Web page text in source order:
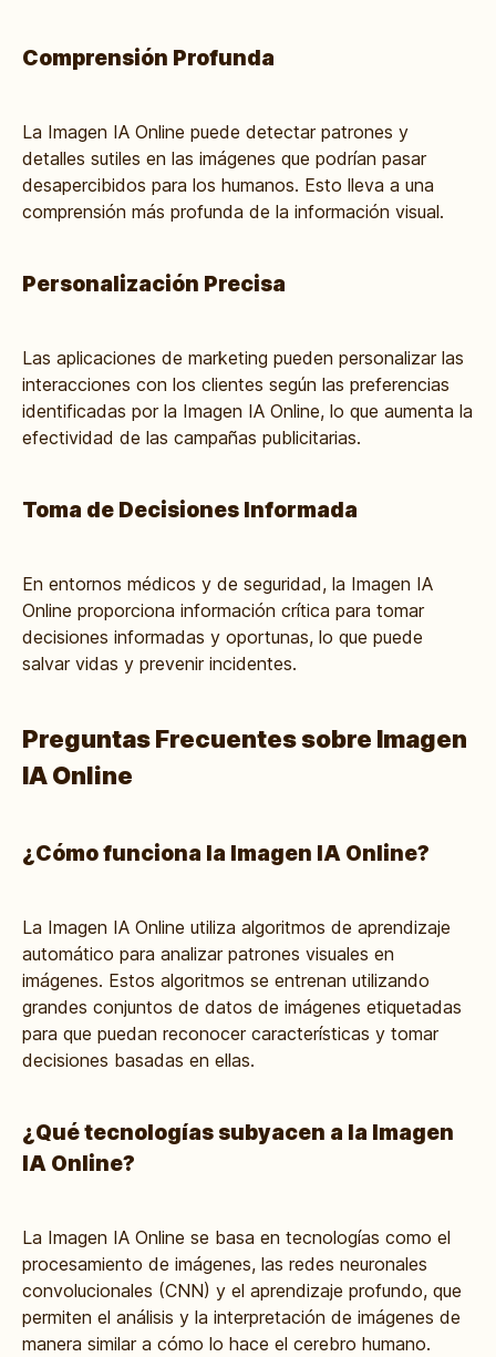
Comprensión Profunda
La Imagen IA Online puede detectar patrones y
detalles sutiles en las imágenes que podrían pasar
desapercibidos para los humanos. Esto lleva a una
comprensión más profunda de la información visual.
Personalización Precisa
Las aplicaciones de marketing pueden personalizar las
interacciones con los clientes según las preferencias
identificadas por la Imagen IA Online, lo que aumenta la
efectividad de las campañas publicitarias.
Toma de Decisiones Informada
En entornos médicos y de seguridad, la Imagen IA
Online proporciona información crítica para tomar
decisiones informadas y oportunas, lo que puede
salvar vidas y prevenir incidentes.
Preguntas Frecuentes sobre Imagen
IA Online
¿Cómo funciona la Imagen IA Online?
La Imagen IA Online utiliza algoritmos de aprendizaje
automático para analizar patrones visuales en
imágenes. Estos algoritmos se entrenan utilizando
grandes conjuntos de datos de imágenes etiquetadas
para que puedan reconocer características y tomar
decisiones basadas en ellas.
¿Qué tecnologías subyacen a la Imagen
IA Online?
La Imagen IA Online se basa en tecnologías como el
procesamiento de imágenes, las redes neuronales
convolucionales (CNN) y el aprendizaje profundo, que
permiten el análisis y la interpretación de imágenes de
manera similar a cómo lo hace el cerebro humano.